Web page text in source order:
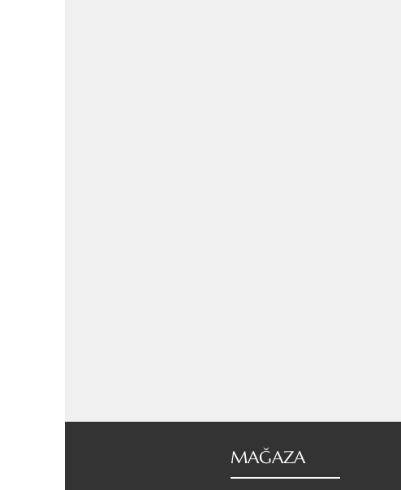
MAĞAZA